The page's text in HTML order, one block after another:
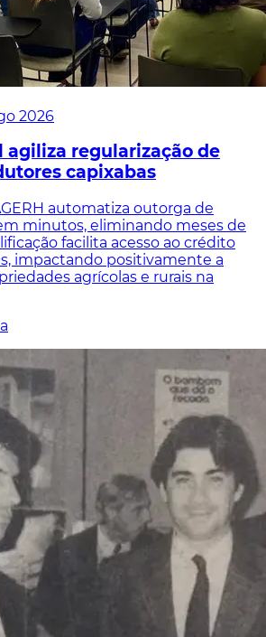
2026
agiliza regularização de
capixabas
automatiza outorga de
minutos, eliminando meses de
facilita acesso ao crédito
impactando positivamente a
agrícolas e rurais na